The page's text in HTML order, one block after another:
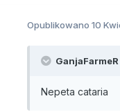
Opublikowano 10
Nepeta cataria